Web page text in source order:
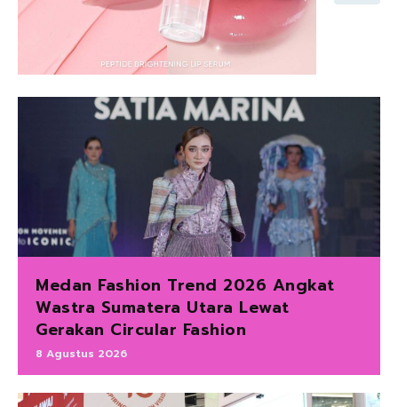
Medan Fashion Trend 2026 Angkat
Wastra Sumatera Utara Lewat
Gerakan Circular Fashion
8 Agustus 2026